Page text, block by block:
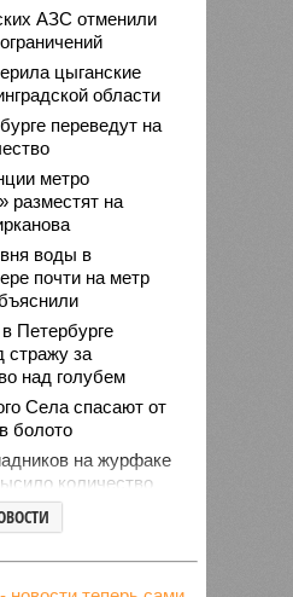
АЗС отменили
цыганские
области
переведут на
метро
разместят на
воды в
почти на метр
Петербурге
стражу за
над голубем
Села спасают от
болото
на журфаке
количество
в городе на